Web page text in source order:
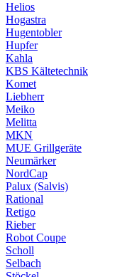
Helios
Hogastra
Hugentobler
Hupfer
Kahla
KBS Kältetechnik
Komet
Liebherr
Meiko
Melitta
MKN
MUE Grillgeräte
Neumärker
NordCap
Palux (Salvis)
Rational
Retigo
Rieber
Robot Coupe
Scholl
Selbach